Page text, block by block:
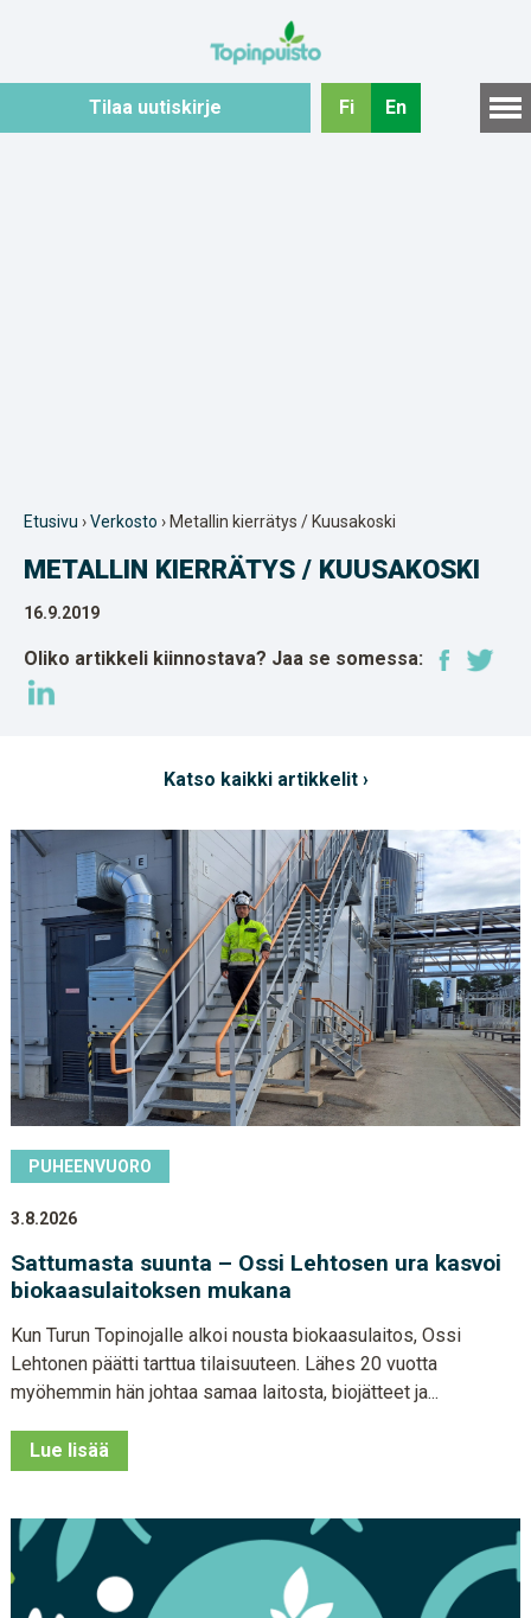
Tilaa uutiskirje Fi En
Etusivu ›Verkosto › Metallin kierrätys / Kuusakoski
METALLIN KIERRÄTYS / KUUSAKOSKI
16.9.2019
Oliko artikkeli kiinnostava? Jaa se somessa:
Katso kaikki artikkelit ›
PUHEENVUORO
3.8.2026
Sattumasta suunta – Ossi Lehtosen ura kasvoi
biokaasulaitoksen mukana
Kun Turun Topinojalle alkoi nousta biokaasulaitos, Ossi
Lehtonen päätti tarttua tilaisuuteen. Lähes 20 vuotta
myöhemmin hän johtaa samaa laitosta, biojätteet ja...
Lue lisää